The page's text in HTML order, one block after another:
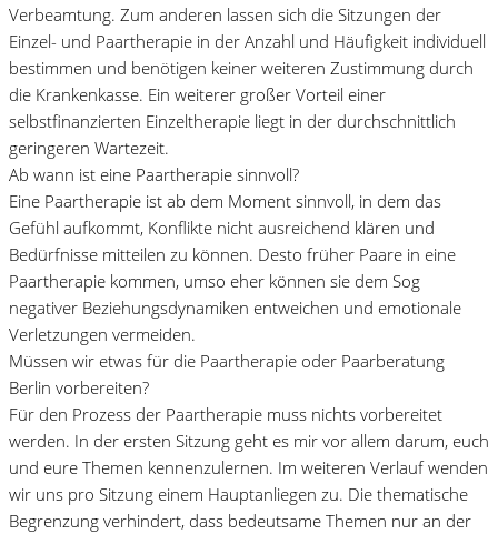
Verbeamtung. Zum anderen lassen sich die Sitzungen der
Einzel- und Paartherapie in der Anzahl und Häufigkeit individuell
bestimmen und benötigen keiner weiteren Zustimmung durch
die Krankenkasse. Ein weiterer großer Vorteil einer
selbstfinanzierten Einzeltherapie liegt in der durchschnittlich
geringeren Wartezeit.
Ab wann ist eine Paartherapie sinnvoll?
Eine Paartherapie ist ab dem Moment sinnvoll, in dem das
Gefühl aufkommt, Konflikte nicht ausreichend klären und
Bedürfnisse mitteilen zu können. Desto früher Paare in eine
Paartherapie kommen, umso eher können sie dem Sog
negativer Beziehungsdynamiken entweichen und emotionale
Verletzungen vermeiden.
Müssen wir etwas für die Paartherapie oder Paarberatung
Berlin vorbereiten?
Für den Prozess der Paartherapie muss nichts vorbereitet
werden. In der ersten Sitzung geht es mir vor allem darum, euch
und eure Themen kennenzulernen. Im weiteren Verlauf wenden
wir uns pro Sitzung einem Hauptanliegen zu. Die thematische
Begrenzung verhindert, dass bedeutsame Themen nur an der